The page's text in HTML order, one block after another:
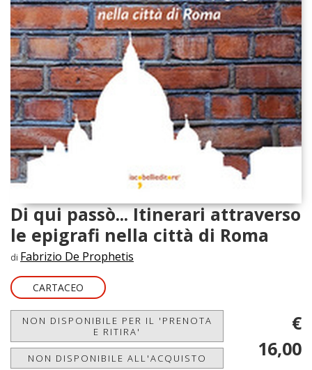
Di qui passò... Itinerari attraverso
le epigrafi nella città di Roma
di Fabrizio De Prophetis
CARTACEO
NON DISPONIBILE PER IL 'PRENOTA
E RITIRA'
NON DISPONIBILE ALL'ACQUISTO
€
16,00